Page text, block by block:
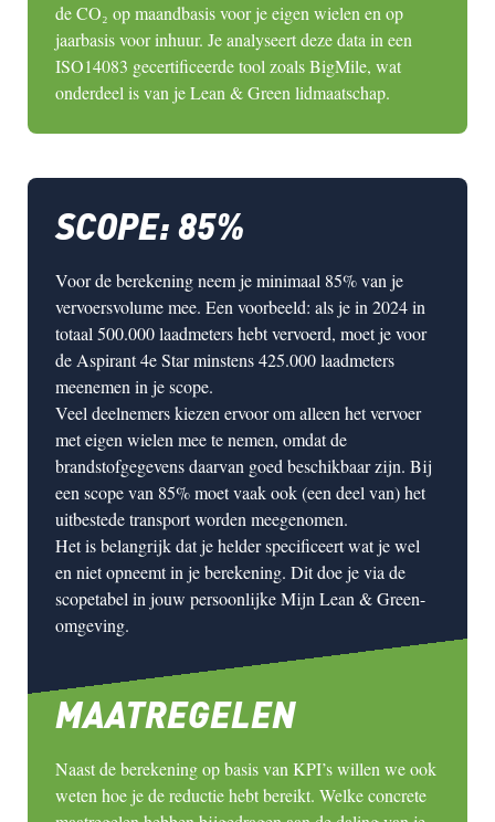
de CO₂ op maandbasis voor je eigen wielen en op
jaarbasis voor inhuur. Je analyseert deze data in een
ISO14083 gecertificeerde tool zoals BigMile, wat
onderdeel is van je Lean & Green lidmaatschap.
SCOPE: 85%
Voor de berekening neem jeminimaal 85% van je
vervoersvolumemee. Een voorbeeld: als je in 2024 in
totaal 500.000 laadmeters hebt vervoerd, moet je voor
de Aspirant 4e Star minstens 425.000 laadmeters
meenemen in je scope.
Veel deelnemers kiezen ervoor om alleen het vervoer
meteigen wielen mee te nemen, omdat de
brandstofgegevens daarvan goed beschikbaar zijn. Bij
een scope van 85% moet vaak ook (een deel van) het
uitbestede transport worden meegenomen.
Het is belangrijk dat jehelder specificeertwat je wel
en niet opneemt in je berekening. Dit doe je via de
scopetabel in jouw persoonlijkeMijn Lean & Green-
omgeving.
MAATREGELEN
Naast de berekening op basis van KPI’s willen we ook
weten hoe je de reductie hebt bereikt. Welke concrete